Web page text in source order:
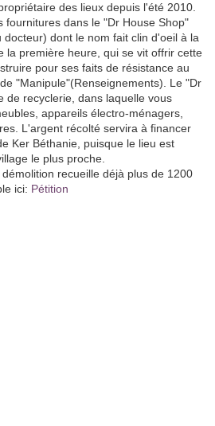
des lieux depuis l'été 2010.
dans le "Dr House Shop"
dont le nom fait clin d'oeil à la
la première heure, qui se vit offrir cette
pour ses faits de résistance au
"Manipule"(Renseignements). Le "Dr
de recyclerie, dans laquelle vous
appareils électro-ménagers,
L'argent récolté servira à financer
Ker Béthanie, puisque le lieu est
le plus proche.
recueille déjà plus de 1200
ici: Pétition